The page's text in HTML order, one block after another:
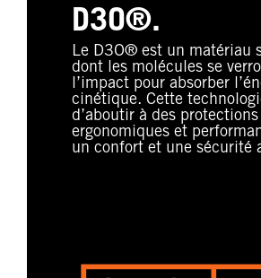
D3O®.
Le D3O® est un matériau
dont les molécules se
l’impact pour absorber
cinétique. Cette
d’aboutir à des
ergonomiques et
un confort et une sécurité